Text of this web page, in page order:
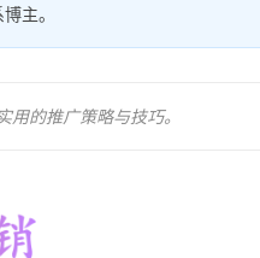
主。
的推广策略与技巧。